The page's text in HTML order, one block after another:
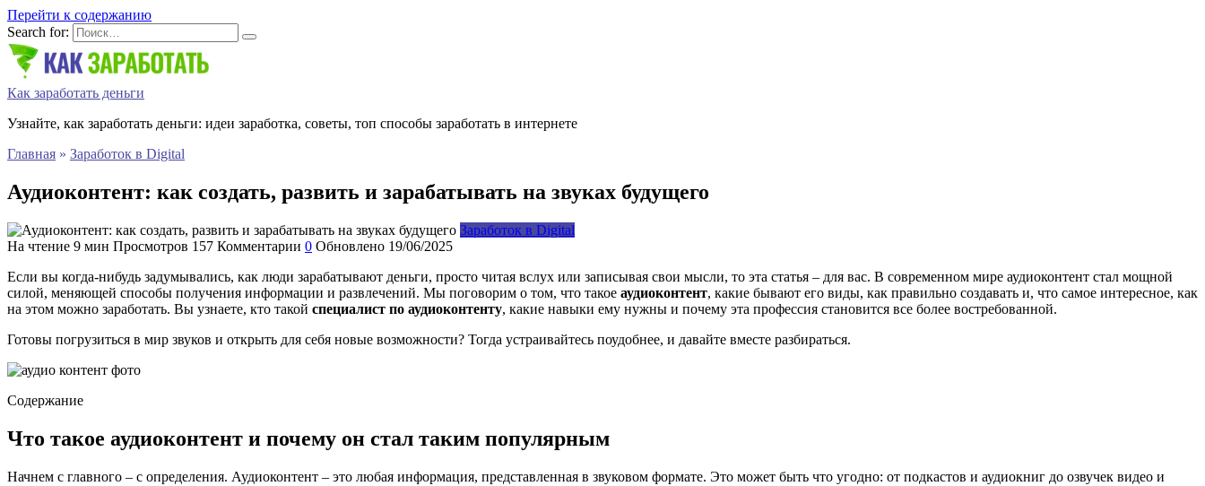
Перейти к содержанию
Search for:
Как заработать деньги
Узнайте, как заработать деньги: идеи заработка, советы, топ способы заработать в интернете
Главная » Заработок в Digital
Аудиоконтент: как создать, развить и зарабатывать на звуках будущего
Заработок в Digital
На чтение 9 мин Просмотров 157 Комментарии 0 Обновлено 19/06/2025
Если вы когда-нибудь задумывались, как люди зарабатывают деньги, просто читая вслух или записывая свои мысли, то эта статья – для вас. В современном мире аудиоконтент стал мощной
силой, меняющей способы получения информации и развлечений. Мы поговорим о том, что такое аудиоконтент, какие бывают его виды, как правильно создавать и, что самое интересное, как
на этом можно заработать. Вы узнаете, кто такой специалист по аудиоконтенту, какие навыки ему нужны и почему эта профессия становится все более востребованной.
Готовы погрузиться в мир звуков и открыть для себя новые возможности? Тогда устраивайтесь поудобнее, и давайте вместе разбираться.
Содержание
Что такое аудиоконтент и почему он стал таким популярным
Начнем с главного – с определения. Аудиоконтент – это любая информация, представленная в звуковом формате. Это может быть что угодно: от подкастов и аудиокниг до озвучек видео и